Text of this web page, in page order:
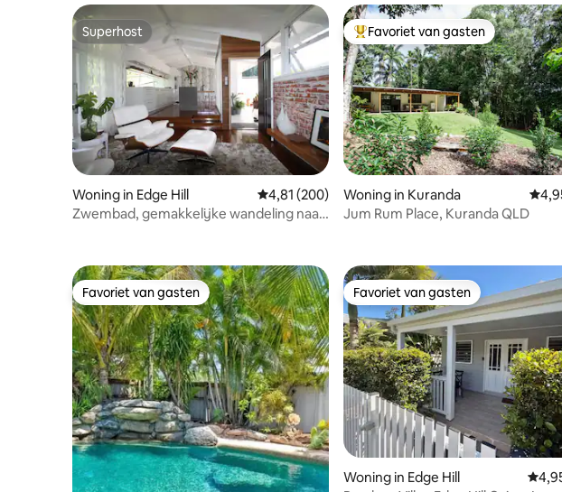
Superhost
Superhost
Woning in Edge Hill Gemiddelde beoordeling van 4,81 op 5, 200
4,81 (200)
Zwembad, gemakkelijke wandeling naar
Topfavoriet van gasten
Favoriet van gasten
Woning in Kuranda
Jum Rum Place, Kuranda QLD
Favoriet van gasten
Favoriet van gasten Favoriet van gasten
Favoriet van gasten
Woning in Edge Hill